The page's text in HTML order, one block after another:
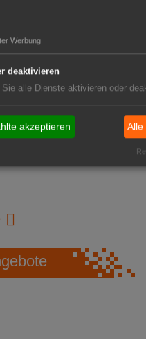
Werbung
deaktivieren
alle Dienste aktivieren oder
akzeptieren Alle